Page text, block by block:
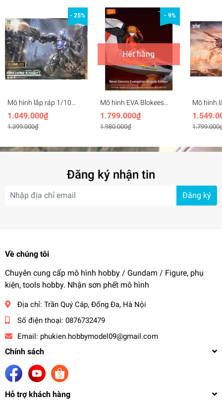
- 25%
Mô hình lắp ráp 1/10
Batman Arkham Knight -
Hemoxian
1.049.000₫
1.399.000₫
- 9%
Hết hàng
Mô hình EVA Blokees
Evagelion Shikinami
Asuka Langley With
Entry Plug Interior
1.799.000₫
1.980.000₫
Mô hình
Heart
Đăng ký nhận tin
Đăng ký
Về chúng tôi
Chuyên cung cấp mô hình hobby / Gundam / Figure, phụ
kiện, tools hobby. Nhận sơn phết mô hình
Địa chỉ: Trần Quý Cáp, Đống Đa, Hà Nội
Số điện thoại: 0876732479
Email: phukien.hobbymodel09@gmail.com
Chính sách
Hỗ trợ khách hàng